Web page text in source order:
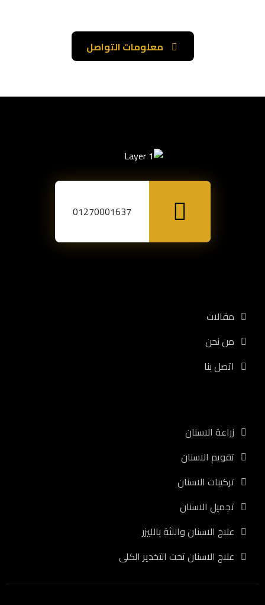
معلومات التواصل
01270001637
مقالات
من نحن
اتصل بنا
زراعة الاسنان
تقويم الاسنان
تركيبات الاسنان
تجميل الاسنان
علاج الاسنان واللثة بالليزر
علاج الاسنان تحت التخدير الكلى